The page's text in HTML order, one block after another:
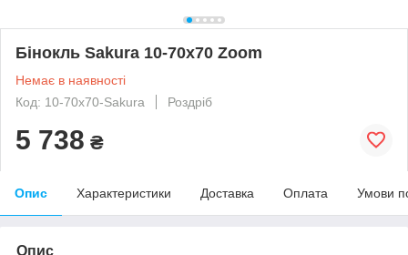
Бінокль Sakura 10-70x70 Zoom
Немає в наявності
Код: 10-70x70-Sakura
Роздріб
5 738 ₴
Опис Характеристики Доставка Оплата Умови
Опис